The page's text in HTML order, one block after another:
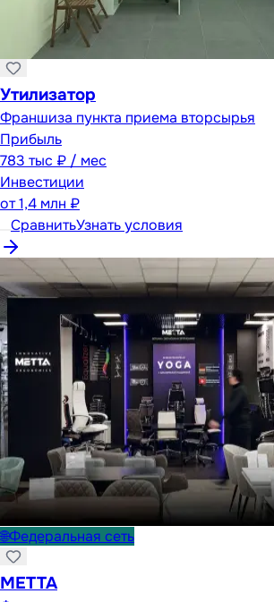
Утилизатор
Франшиза пункта приема вторсырья
Прибыль
783 тыс ₽ / мес
Инвестиции
от1,4 млн ₽
СравнитьУзнать условия
🌐Федеральная сеть
METTA